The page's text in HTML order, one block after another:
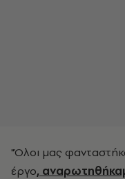
"Όλοι μας
έργο,